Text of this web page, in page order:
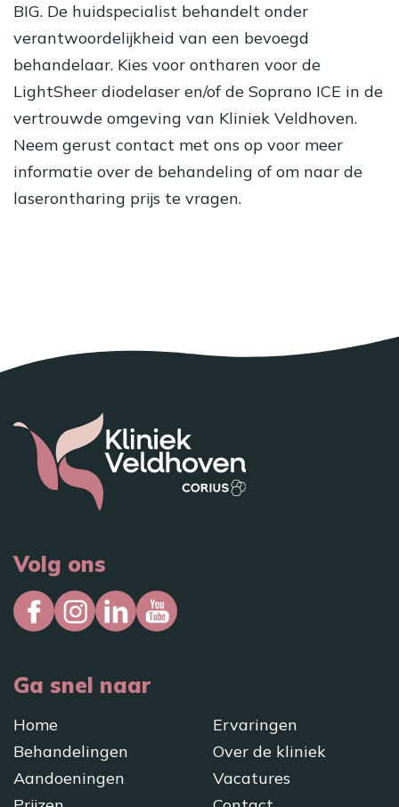
BIG. De huidspecialist behandelt onder
verantwoordelijkheid van een bevoegd
behandelaar. Kies voor ontharen voor de
LightSheer diodelaser en/of de Soprano ICE in de
vertrouwde omgeving van Kliniek Veldhoven.
Neem gerust contact met ons op voor meer
informatie over de behandeling of om naar de
laserontharing prijs te vragen.
Volg ons
Ga snel naar
Home
Behandelingen
Aandoeningen
Ervaringen
Over de kliniek
Vacatures